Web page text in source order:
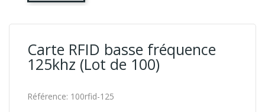
Carte RFID basse fréquence
125khz (Lot de 100)
Référence: 100rfid-125